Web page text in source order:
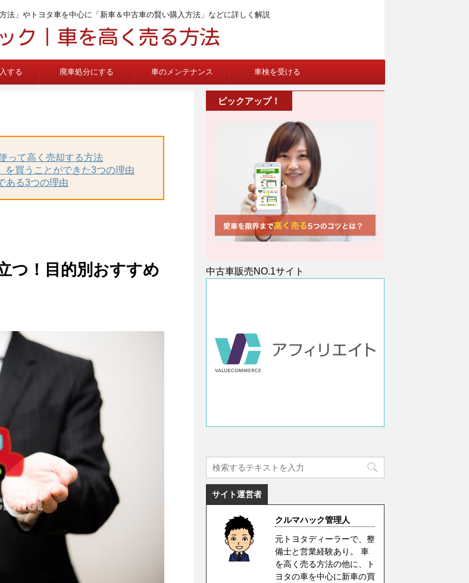
法」やトヨタ車を中心に「新車＆中古車の賢い購入方法」などに詳しく解説
する 廃車処分にする 車のメンテナンス 車検を受ける
って高く売却する方法
を買うことができた3つの理由
ある3つの理由
つ！目的別おすすめ
ピックアップ！
中古車販売NO.1サイト
サイト運営者
クルマハック管理人
元トヨタディーラーで、整
備士と営業経験あり。 車
を高く売る方法の他に、ト
ヨタの車を中心に新車の買